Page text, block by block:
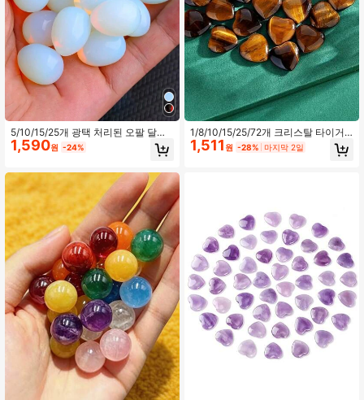
5/10/15/25개 광택 처리된 오팔 달걀
모양 카메오, 신선하고 심플한 디자인,
데스크탑 화분 장식, 휴일/생일 장식
능
1,590원 -24%
1/8/10/15/25/72개 크리스탈 타이거
아이 스톤|0.8인치 하트 모양 조각 진
정 스톤, 행운의 크리스탈 스톤
1,511 원 -28% 마지막 2일